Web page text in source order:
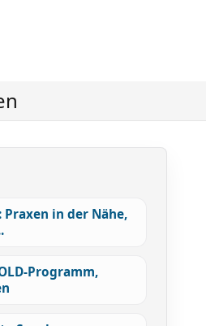
in der Nähe,
Programm,